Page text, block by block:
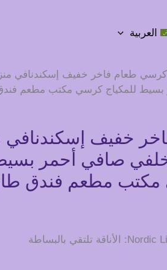
العربية
طعام فاخر خفيف إسكندنافي
للمكياج كرسي مكتب مطعم
خفيف إسكندنافي
صافي أحمر
مكتب مطعم فندق